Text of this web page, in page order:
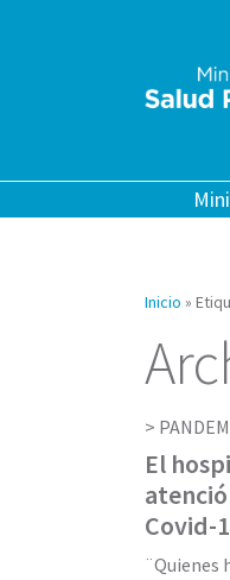
Inicio »
El
Covid-
¨Quienes